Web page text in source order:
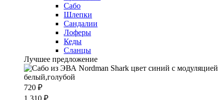
Сабо
Шлепки
Сандалии
Лоферы
Кеды
Сланцы
Лучшее предложение
720 ₽
1 310 ₽